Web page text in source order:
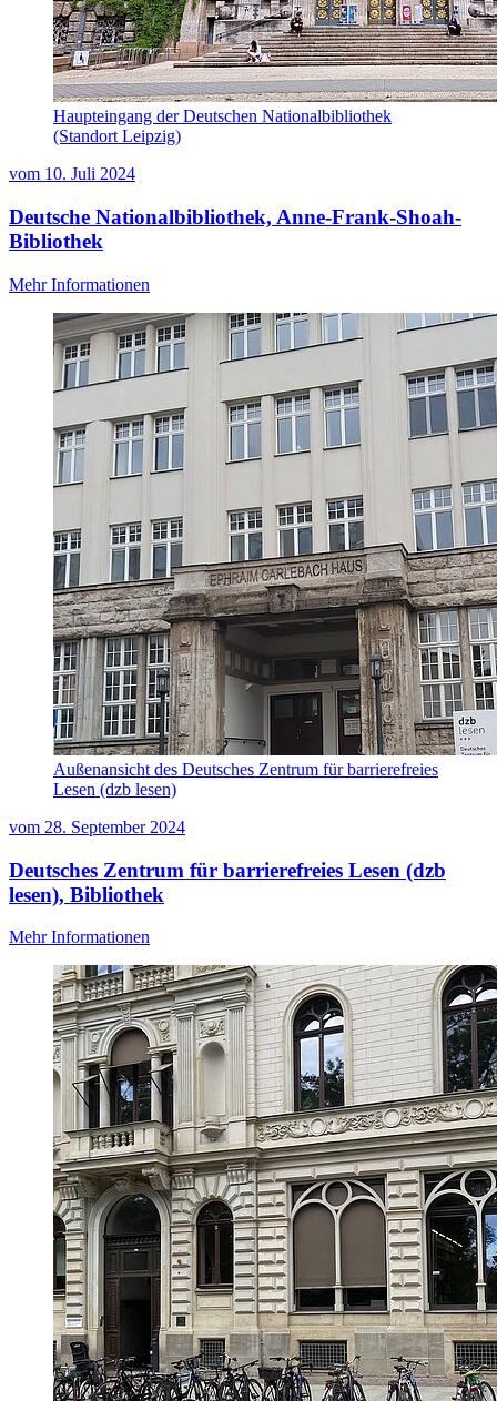
Haupteingang der Deutschen Nationalbibliothek
(Standort Leipzig)
vom 10. Juli 2024
Deutsche Nationalbibliothek, Anne-Frank-Shoah-
Bibliothek
Mehr Informationen
Außenansicht des Deutsches Zentrum für barrierefreies
Lesen (dzb lesen)
vom 28. September 2024
Deutsches Zentrum für barrierefreies Lesen (dzb
lesen), Bibliothek
Mehr Informationen